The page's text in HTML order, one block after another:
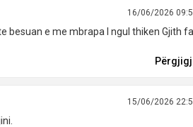
16/06/2026
besuan e me mbrapa I ngul thiken Gjith
15/06/2026